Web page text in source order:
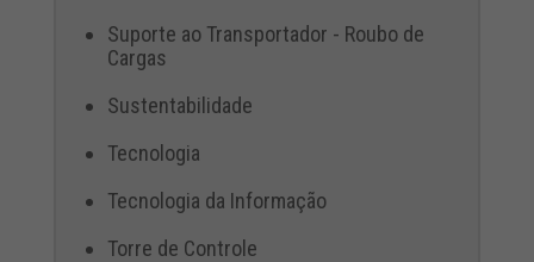
Suporte ao Transportador - Roubo de
Cargas
Sustentabilidade
Tecnologia
Tecnologia da Informação
Torre de Controle